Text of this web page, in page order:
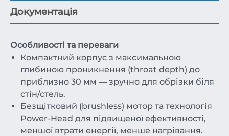
Документація
Особливості та переваги
Компактний корпус з максимальною
глибиною проникнення (throat depth) до
приблизно 30 мм — зручно для обрізки біля
стін/стель.
Безщітковий (brushless) мотор та технологія
Power-Head для підвищеної ефективності,
меншої втрати енергії, менше нагрівання.